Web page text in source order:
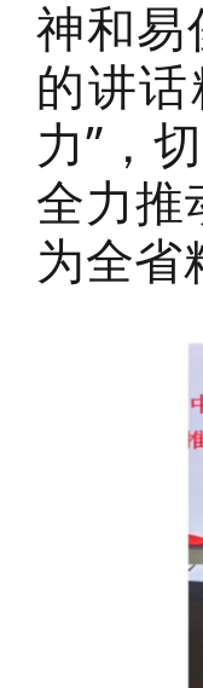
神和易
的讲
力”，
全力推
为全省